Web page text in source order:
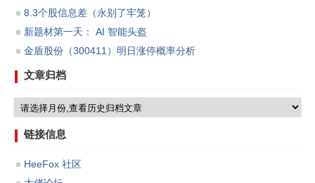
8.3个股信息差（永别了牢笼）
新题材第一天： AI 智能头盔
金盾股份（300411）明日涨停概率分析
文章归档
链接信息
HeeFox 社区